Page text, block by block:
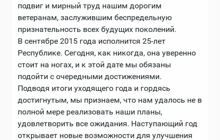
подвиг и мирный труд нашим дорогим
ветеранам, заслужившим беспредельную
признательность всех будущих поколений.
В сентябре 2015 года исполнится 25-лет
Республике. Сегодня, как никогда, она уверенно
стоит на ногах, и к этой дате мы обязаны
подойти с очередными достижениями.
Подводя итоги уходящего года и гордясь
достигнутым, мы признаем, что нам удалось не в
полной мере реализовать наши планы,
удовлетворить все ожидания. Наступающий год
открывает новые возможности для улучшения